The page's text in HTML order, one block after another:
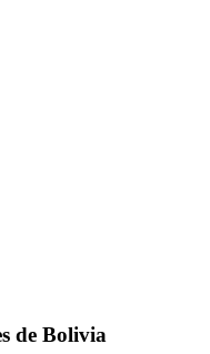
de Bolivia